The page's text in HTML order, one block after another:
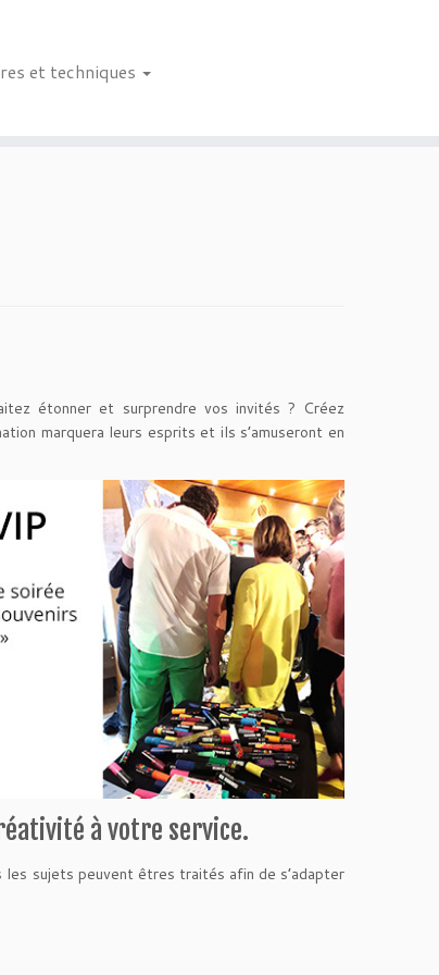
et techniques
étonner et surprendre vos invités ? Créez
marquera leurs esprits et ils s’amuseront en
à votre service.
sujets peuvent êtres traités afin de s’adapter